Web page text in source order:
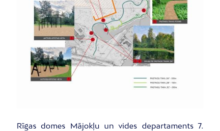
Rīgas domes Mājokļu un vides departaments 7.